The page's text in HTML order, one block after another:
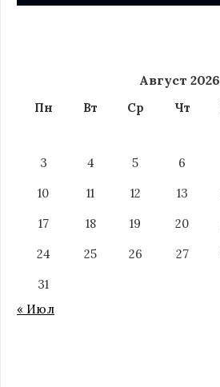
Август 2026
Пн Вт Ср Чт
3
4 5 6
10
11 12 13
17
18 19 20
24
25 26 27
31
« Июл